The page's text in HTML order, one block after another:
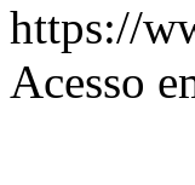
https://
Acesso